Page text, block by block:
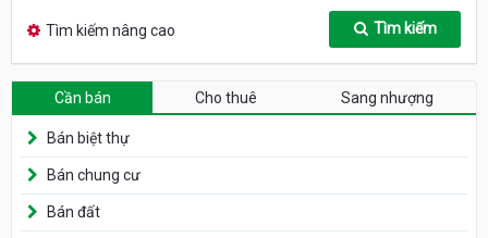
Tìm kiếm nâng cao Tìm kiếm
Cần bán Cho thuê Sang nhượng
Bán biệt thự
Bán chung cư
Bán đất